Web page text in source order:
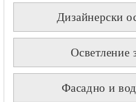
Дизайнерски
Осветление
Фасадно и